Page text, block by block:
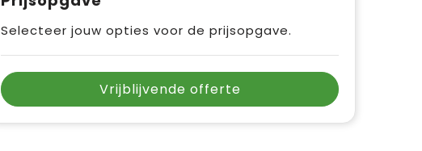
Selecteer jouw opties voor de prijsopgave.
Vrijblijvende offerte